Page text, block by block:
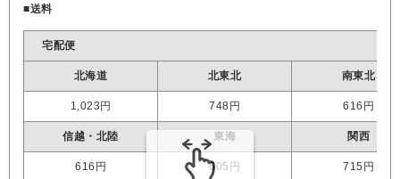
■送料
宅配便
北海道 北東北 南東北
1,023円 748円 616円
信越・北陸 東海 関西
616円 605円 715円